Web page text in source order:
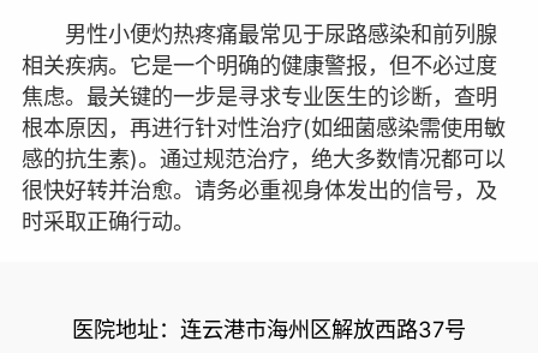
男性小便灼热疼痛最常见于尿路感染和前列腺
相关疾病。它是一个明确的健康警报，但不必过度
焦虑。最关键的一步是寻求专业医生的诊断，查明
根本原因，再进行针对性治疗(如细菌感染需使用敏
感的抗生素)。通过规范治疗，绝大多数情况都可以
很快好转并治愈。请务必重视身体发出的信号，及
时采取正确行动。
医院地址：连云港市海州区解放西路37号